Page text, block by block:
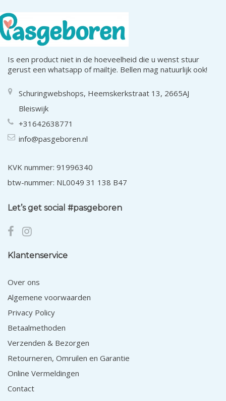
Is een product niet in de hoeveelheid die u wenst stuur
gerust een whatsapp of mailtje. Bellen mag natuurlijk ook!
Schuringwebshops, Heemskerkstraat 13, 2665AJ
Bleiswijk
+31642638771
info@pasgeboren.nl
KVK nummer: 91996340
btw-nummer: NL0049 31 138 B47
Let’s get social #pasgeboren
Klantenservice
Over ons
Algemene voorwaarden
Privacy Policy
Betaalmethoden
Verzenden & Bezorgen
Retourneren, Omruilen en Garantie
Online Vermeldingen
Contact